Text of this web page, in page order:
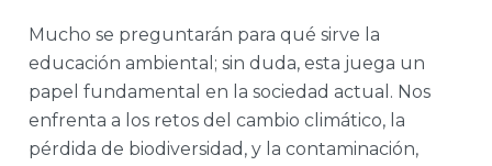
Mucho se preguntarán para qué sirve la
educación ambiental; sin duda, esta juega un
papel fundamental en la sociedad actual. Nos
enfrenta a los retos del cambio climático, la
pérdida de biodiversidad, y la contaminación,